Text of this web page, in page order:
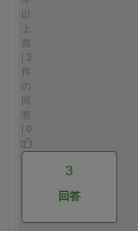
以
前
| 3
件
の
回
答
| 0
3
回答